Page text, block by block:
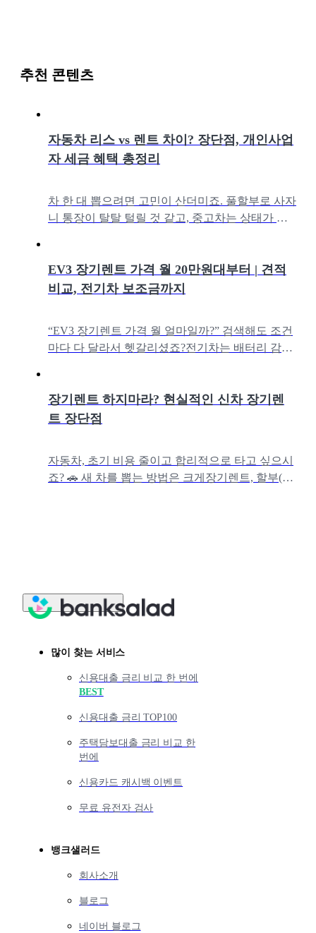
추천 콘텐츠
자동차 리스 vs 렌트 차이? 장단점, 개인사업
자 세금 혜택 총정리
차 한 대 뽑으려면 고민이 산더미죠. 풀할부로 사자
니 통장이 탈탈 털릴 것 같고, 중고차는 상태가 도
EV3 장기렌트 가격 월 20만원대부터 | 견적
비교, 전기차 보조금까지
“EV3 장기렌트 가격 월 얼마일까?” 검색해도 조건
마다 다 달라서 헷갈리셨죠?전기차는 배터리 감가
장기렌트 하지마라? 현실적인 신차 장기렌
트 장단점
자동차, 초기 비용 줄이고 합리적으로 타고 싶으시
죠? 🚗 새 차를 뽑는 방법은 크게장기렌트, 할부(구
많이 찾는 서비스
신용대출 금리 비교 한 번에
BEST
신용대출 금리 TOP100
주택담보대출 금리 비교 한
번에
신용카드 캐시백 이벤트
무료 유전자 검사
뱅크샐러드
회사소개
블로그
네이버 블로그